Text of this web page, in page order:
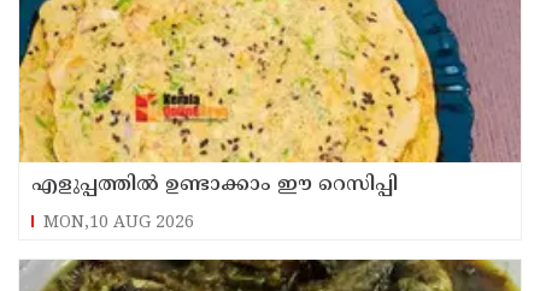
എളുപ്പത്തിൽ ഉണ്ടാക്കാം ഈ റെസിപ്പി
MON,10 AUG 2026